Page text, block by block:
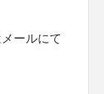
ールにて